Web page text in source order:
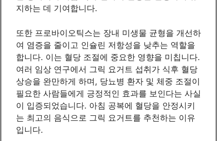
지하는 데 기여합니다.
또한 프로바이오틱스는 장내 미생물 균형을 개선하
여 염증을 줄이고 인슐린 저항성을 낮추는 역할을
합니다. 이는 혈당 조절에 중요한 영향을 미칩니다.
여러 임상 연구에서 그릭 요거트 섭취가 식후 혈당
상승을 완만하게 하며, 당뇨병 환자 및 체중 조절이
필요한 사람들에게 긍정적인 효과를 보인다는 사실
이 입증되었습니다. 아침 공복에 혈당을 안정시키
는 최고의 음식으로 그릭 요거트를 추천하는 이유
입니다.